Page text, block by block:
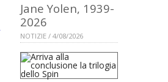
Jane Yolen, 1939-
2026
NOTIZIE / 4/08/2026